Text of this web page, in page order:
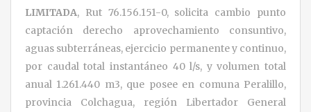
LIMITADA, Rut 76.156.151-0, solicita cambio punto
captación derecho aprovechamiento consuntivo,
aguas subterráneas, ejercicio permanente y continuo,
por caudal total instantáneo 40 l/s, y volumen total
anual 1.261.440 m3, que posee en comuna Peralillo,
provincia Colchagua, región Libertador General